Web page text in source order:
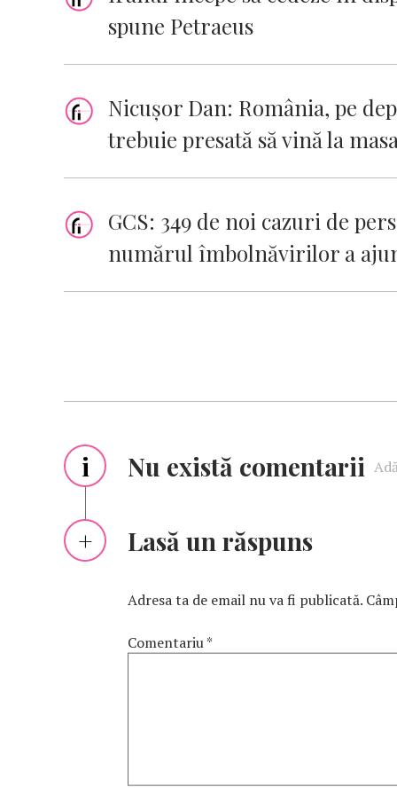
spune Petraeus
Nicușor Dan: România, pe
trebuie presată să vină la
GCS: 349 de noi cazuri de
numărul îmbolnăvirilor a
i Nu există comentarii
Lasă un răspuns
Adresa ta de email nu va fi publicată.
Comentariu*